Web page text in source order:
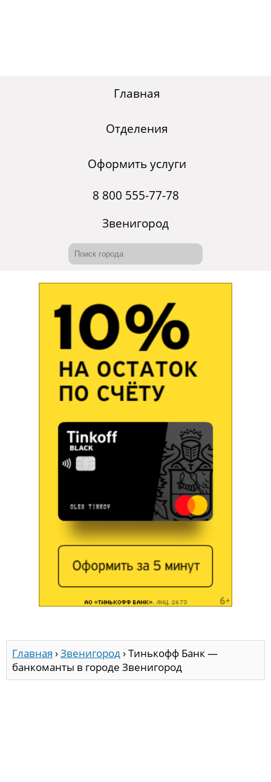
Главная
Отделения
Оформить услуги
8 800 555-77-78
Звенигород
Главная ›Звенигород›Тинькофф Банк —
банкоманты в городе Звенигород